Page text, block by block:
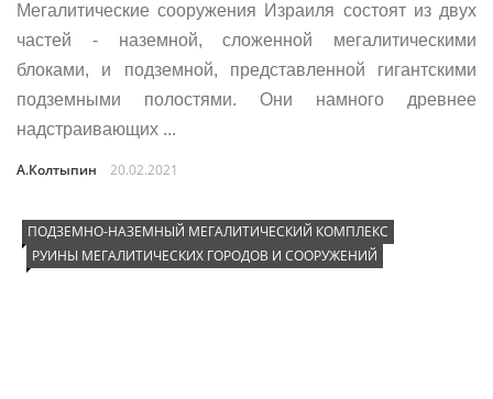
Мегалитические сооружения Израиля состоят из двух
частей - наземной, сложенной мегалитическими
блоками, и подземной, представленной гигантскими
подземными полостями. Они намного древнее
надстраивающих ...
А.Колтыпин 20.02.2021
ПОДЗЕМНО-НАЗЕМНЫЙ МЕГАЛИТИЧЕСКИЙ КОМПЛЕКС
РУИНЫ МЕГАЛИТИЧЕСКИХ ГОРОДОВ И СООРУЖЕНИЙ